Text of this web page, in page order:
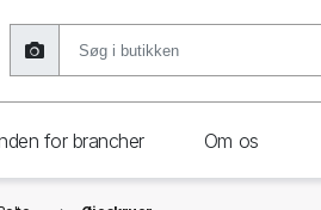
for brancher Om os